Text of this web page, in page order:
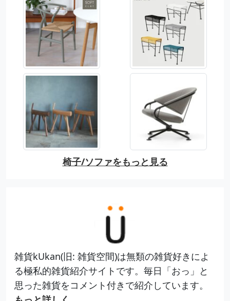
椅子/ソファをもっと見る
雑貨kUkan(旧: 雑貨空間)は無類の雑貨好きによ
る極私的雑貨紹介サイトです。毎日「おっ」と
思った雑貨をコメント付きで紹介しています。